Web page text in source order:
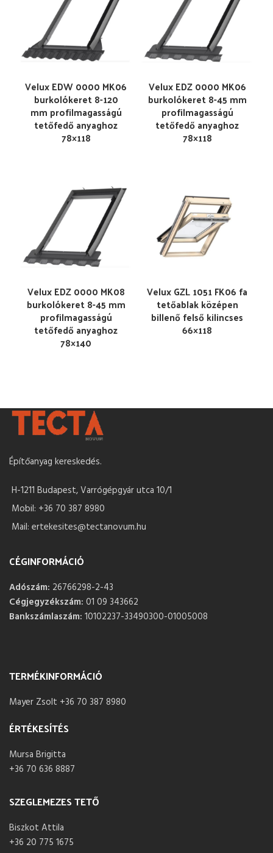
Velux EDW 0000 MK06
burkolókeret 8-120
mm profilmagasságú
tetőfedő anyaghoz
78×118
Velux EDZ 0000 MK06
burkolókeret 8-45 mm
profilmagasságú
tetőfedő anyaghoz
78×118
Velux EDZ 0000 MK08
burkolókeret 8-45 mm
profilmagasságú
tetőfedő anyaghoz
78×140
Velux GZL 1051 FK06 fa
tetőablak középen
billenő felső kilincses
66×118
Építőanyag kereskedés.
H-1211 Budapest, Varrógépgyár utca 10/1
Mobil: +36 70 387 8980
Mail: ertekesites@tectanovum.hu
CÉGINFORMÁCIÓ
Adószám: 26766298-2-43
Cégjegyzékszám: 01 09 343662
Bankszámlaszám: 10102237-33490300-01005008
TERMÉKINFORMÁCIÓ
Mayer Zsolt +36 70 387 8980
ÉRTÉKESÍTÉS
Mursa Brigitta
+36 70 636 8887
SZEGLEMEZES TETŐ
Biszkot Attila
+36 20 775 1675